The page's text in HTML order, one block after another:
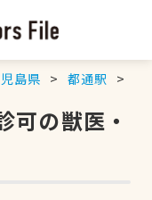
島県 都通駅
可の獣医・